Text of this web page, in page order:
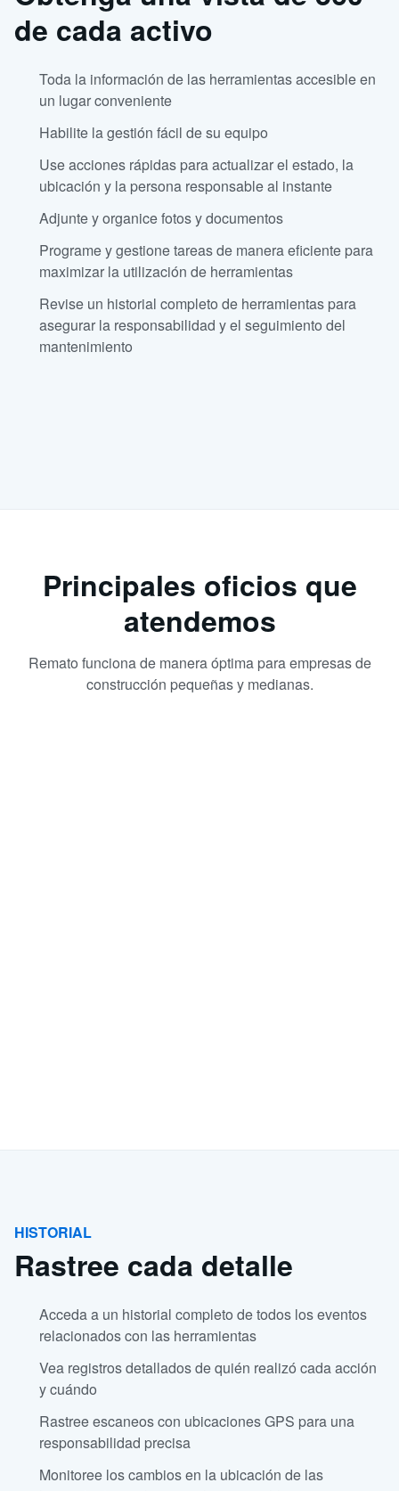
de cada activo
Toda la información de las herramientas accesible en
un lugar conveniente
Habilite la gestión fácil de su equipo
Use acciones rápidas para actualizar el estado, la
ubicación y la persona responsable al instante
Adjunte y organice fotos y documentos
Programe y gestione tareas de manera eficiente para
maximizar la utilización de herramientas
Revise un historial completo de herramientas para
asegurar la responsabilidad y el seguimiento del
mantenimiento
Principales oficios que
atendemos
Remato funciona de manera óptima para empresas de
construcción pequeñas y medianas.
HISTORIAL
Rastree cada detalle
Acceda a un historial completo de todos los eventos
relacionados con las herramientas
Vea registros detallados de quién realizó cada acción
y cuándo
Rastree escaneos con ubicaciones GPS para una
responsabilidad precisa
Monitoree los cambios en la ubicación de las